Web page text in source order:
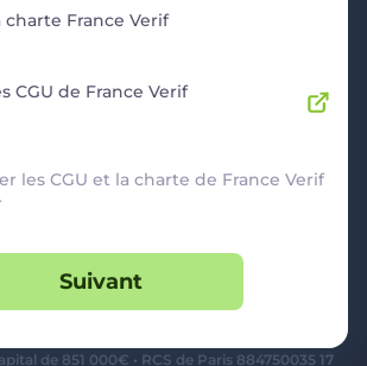
utilisateurs
de 851 000€ • RCS de Paris 884750035 17
charte France Verif
CGU de France Verif
les CGU et la charte de France Verif
Suivant